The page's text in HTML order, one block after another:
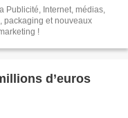
Publicité, Internet, médias,
packaging et nouveaux
!
d’euros